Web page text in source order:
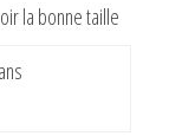
la bonne taille